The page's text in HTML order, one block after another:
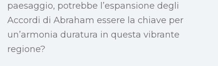
paesaggio, potrebbe l’espansione degli
Accordi di Abraham essere la chiave per
un’armonia duratura in questa vibrante
regione?